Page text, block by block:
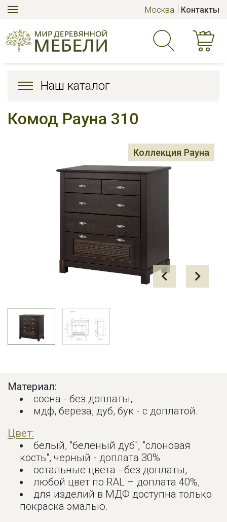
Москва Контакты
Наш каталог
Комод Рауна 310
Коллекция Рауна
Материал:
сосна - без доплаты,
мдф, береза, дуб, бук - с доплатой.
Цвет:
белый, "беленый дуб", "слоновая
кость", черный - доплата 30%
остальные цвета - без доплаты,
любой цвет по RAL – доплата 40%,
для изделий в МДФ доступна только
покраска эмалью.